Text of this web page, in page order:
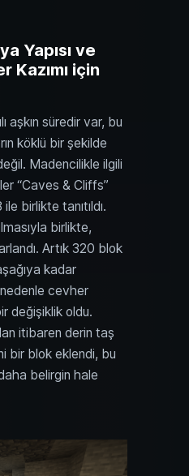
Yapısı ve
Kazımı için
aşkın süredir var, bu
köklü bir şekilde
Madencilikle ilgili
“Caves & Cliffs”
birlikte tanıtıldı.
birlikte,
Artık 320 blok
kadar
cevher
değişiklik oldu.
itibaren derin taş
bir blok eklendi, bu
belirgin hale